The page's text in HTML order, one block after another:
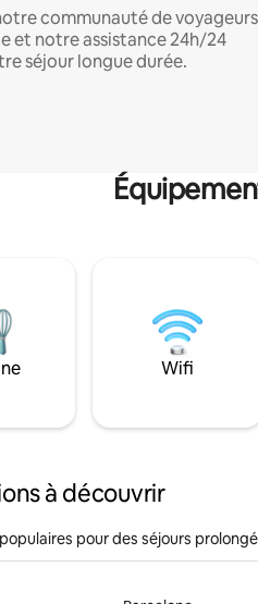
communauté de voyageurs
et notre assistance 24h/24
séjour longue durée.
Wifi
à découvrir
pour des séjours